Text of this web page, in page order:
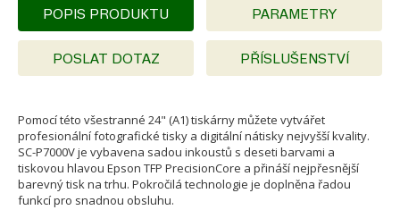
POPIS PRODUKTU PARAMETRY
POSLAT DOTAZ PŘÍSLUŠENSTVÍ
Pomocí této všestranné 24" (A1) tiskárny můžete vytvářet
profesionální fotografické tisky a digitální nátisky nejvyšší kvality.
SC-P7000V je vybavena sadou inkoustů s deseti barvami a
tiskovou hlavou Epson TFP PrecisionCore a přináší nejpřesnější
barevný tisk na trhu. Pokročilá technologie je doplněna řadou
funkcí pro snadnou obsluhu.